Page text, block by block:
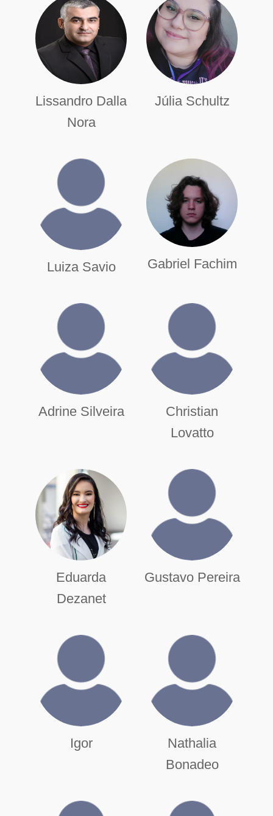
Lissandro Dalla
Nora
Júlia Schultz
Luiza Savio Gabriel Fachim
Adrine Silveira
Christian
Lovatto
Eduarda
Dezanet
Gustavo Pereira
Igor
Nathalia
Bonadeo